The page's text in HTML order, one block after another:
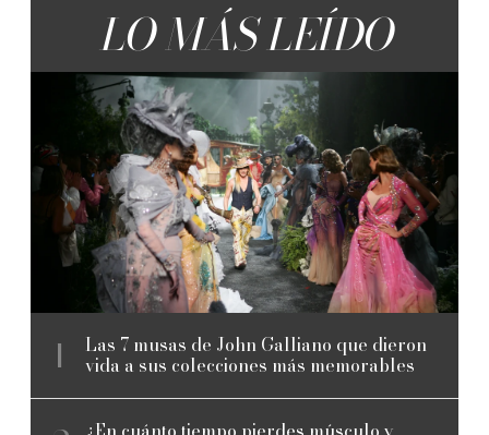
LO MÁS LEÍDO
Las 7 musas de John Galliano que dieron
vida a sus colecciones más memorables